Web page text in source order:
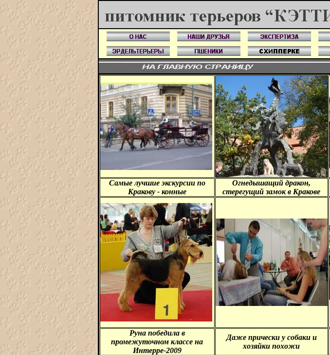
Самые лучшие экскурсии по
Кракову - конные
Огнедышащий дракон,
стерегущий замок в Кракове
Руна победила в
промежуточном классе на
Интерре-2009
Даже прически у собаки и
хозяйки похожи